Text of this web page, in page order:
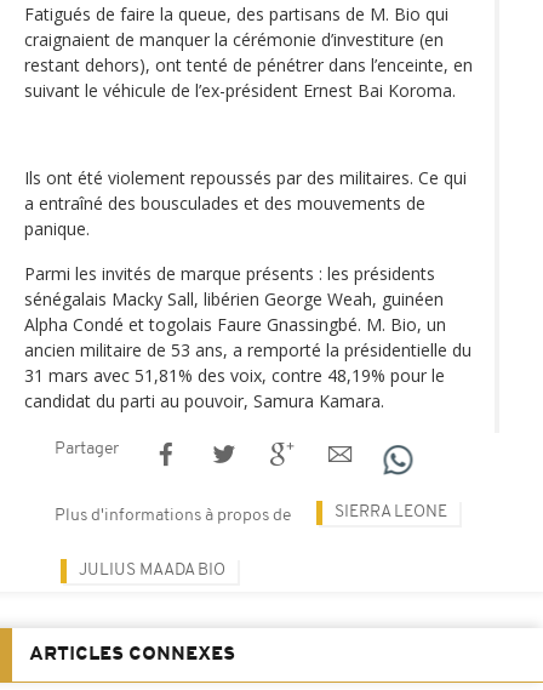
Fatigués de faire la queue, des partisans de M. Bio qui
craignaient de manquer la cérémonie d’investiture (en
restant dehors), ont tenté de pénétrer dans l’enceinte, en
suivant le véhicule de l’ex-président Ernest Bai Koroma.
Ils ont été violement repoussés par des militaires. Ce qui
a entraîné des bousculades et des mouvements de
panique.
Parmi les invités de marque présents : les présidents
sénégalais Macky Sall, libérien George Weah, guinéen
Alpha Condé et togolais Faure Gnassingbé. M. Bio, un
ancien militaire de 53 ans, a remporté la présidentielle du
31 mars avec 51,81% des voix, contre 48,19% pour le
candidat du parti au pouvoir, Samura Kamara.
Partager
Plus d'informations à propos de SIERRA LEONE
JULIUS MAADA BIO
ARTICLES CONNEXES